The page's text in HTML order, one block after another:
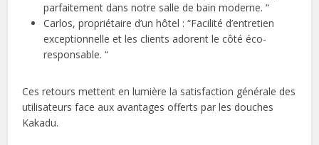
parfaitement dans notre salle de bain moderne. “
Carlos, propriétaire d’un hôtel : “Facilité d’entretien
exceptionnelle et les clients adorent le côté éco-
responsable. “
Ces retours mettent en lumière la satisfaction générale des
utilisateurs face aux avantages offerts par les douches
Kakadu.